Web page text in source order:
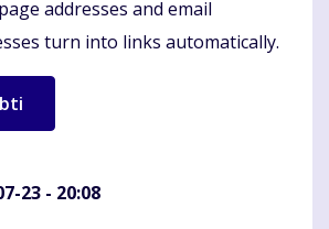
addresses and email
turn into links automatically.
23 - 20:08